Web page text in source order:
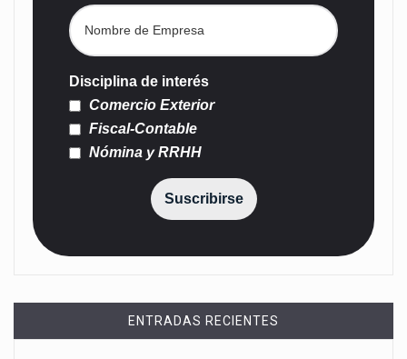
Disciplina de interés
Comercio Exterior
Fiscal-Contable
Nómina y RRHH
Suscribirse
ENTRADAS RECIENTES